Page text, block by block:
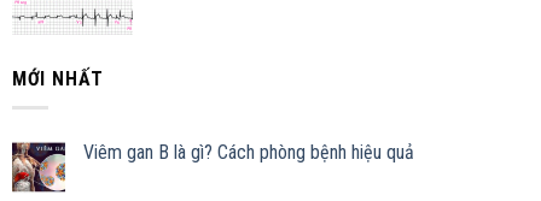
MỚI NHẤT
Viêm gan B là gì? Cách phòng bệnh hiệu quả